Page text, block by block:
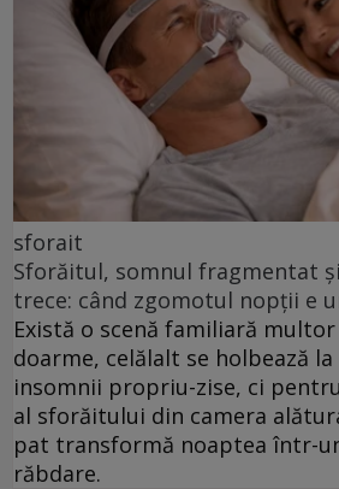
sforait
Sforăitul, somnul fragmentat
trece: când zgomotul nopții e
Există o scenă familiară
doarme, celălalt se holbează
insomnii propriu-zise, ci
al sforăitului din camera
pat transformă noaptea într-
răbdare.